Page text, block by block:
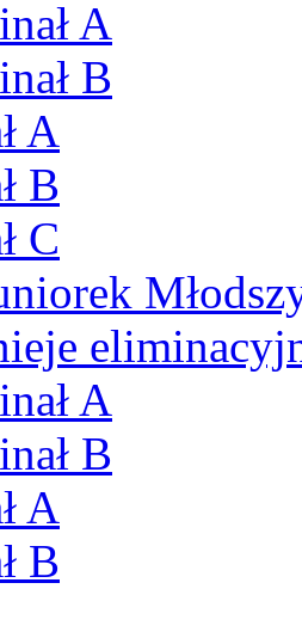
A
B
A
B
C
A
B
A
B